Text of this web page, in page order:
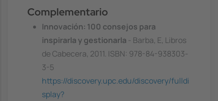
Complementario
Innovación: 100 consejos para
inspirarla y gestionarla
- Barba, E, Libros
de Cabecera, 2011. ISBN: 978-84-938303-
3-5
https://discovery.upc.edu/discovery/fulldi
splay?